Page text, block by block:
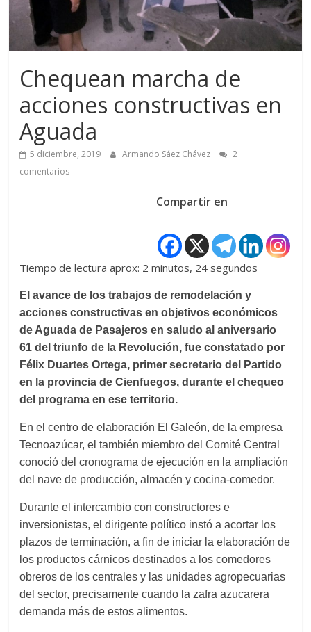
Chequean marcha de
acciones constructivas en
Aguada
5 diciembre, 2019 Armando Sáez Chávez
2
comentarios
Compartir en
Tiempo de lectura aprox: 2 minutos, 24 segundos
El avance de los trabajos de remodelación y
acciones constructivas en objetivos económicos
de Aguada de Pasajeros en saludo al aniversario
61 del triunfo de la Revolución, fue constatado por
Félix Duartes Ortega, primer secretario del Partido
en la provincia de Cienfuegos, durante el chequeo
del programa en ese territorio.
En el centro de elaboración ElGaleón, de la empresa
Tecnoazúcar, el también miembro del Comité Central
conoció del cronograma de ejecución en la ampliación
del nave de producción, almacén y cocina-comedor.
Durante el intercambio con constructores e
inversionistas, el dirigente político instó a acortar los
plazos de terminación, a fin de iniciar la elaboración de
los productos cárnicos destinados a los comedores
obreros de los centrales y las unidades agropecuarias
del sector, precisamentecuando la zafraazucarera
demanda más de estos alimentos.